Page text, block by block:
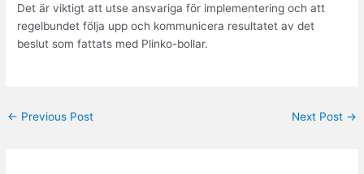
Det är viktigt att utse ansvariga för implementering och att
regelbundet följa upp och kommunicera resultatet av det
beslut som fattats med Plinko-bollar.
← Previous Post Next Post →